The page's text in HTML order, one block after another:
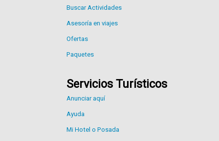
Buscar Actividades
Asesoría en viajes
Ofertas
Paquetes
Servicios Turísticos
Anunciar aquí
Ayuda
Mi Hotel o Posada